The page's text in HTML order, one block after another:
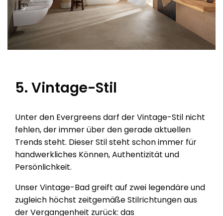
5. Vintage-Stil
Unter den Evergreens darf der Vintage-Stil nicht
fehlen, der immer über den gerade aktuellen
Trends steht. Dieser Stil steht schon immer für
handwerkliches Können, Authentizität und
Persönlichkeit.
Unser Vintage-Bad greift auf zwei legendäre und
zugleich höchst zeitgemäße Stilrichtungen aus
der Vergangenheit zurück: das